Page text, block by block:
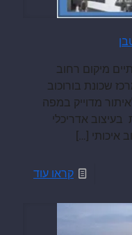
הגטאות 4-6 גבעתיים מיקום רחוב
במרכז שכונת בורוכוב
מדוייק במפה
בן 7 קומות, 22 דירות בעיצוב אדריכלי
איכותי […]
קראו עוד